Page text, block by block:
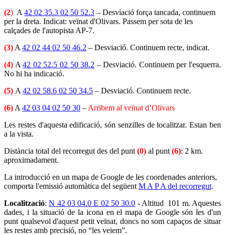
(2) A 42 02 35.3 02 50 52.3 – Desviació força tancada, continuem
per la dreta. Indicat: veïnat d'Olivars. Passem per sota de les
calçades de l'autopista AP-7.
(3) A 42 02 44 02 50 46.2 – Desviació. Continuem recte, indicat.
(4) A42 02 52.5 02 50 38.2 – Desviació. Continuem per l'esquerra.
No hi ha indicació.
(5) A 42 02 58.6 02 50 34.5 – Desviació. Continuem recte.
(6) A 42 03 04 02 50 30 – Arribem al veïnat d’Olivars
Les restes d'aquesta edificació, són senzilles de localitzar. Estan ben
a la vista.
Distància total del recorregut des del punt (0) al punt (6): 2 km.
aproximadament.
La introducció en un mapa de Google de les coordenades anteriors,
comporta l'emissió automàtica del següent M A P A del recorregut.
Localització:N 42 03 04.0 E 02 50 30.0 - Altitud 101 m. Aquestes
dades, i la situació de la icona en el mapa de Google són les d'un
punt qualsevol d'aquest petit veïnat, doncs no som capaços de situar
les restes amb precisió, no “les veiem”.